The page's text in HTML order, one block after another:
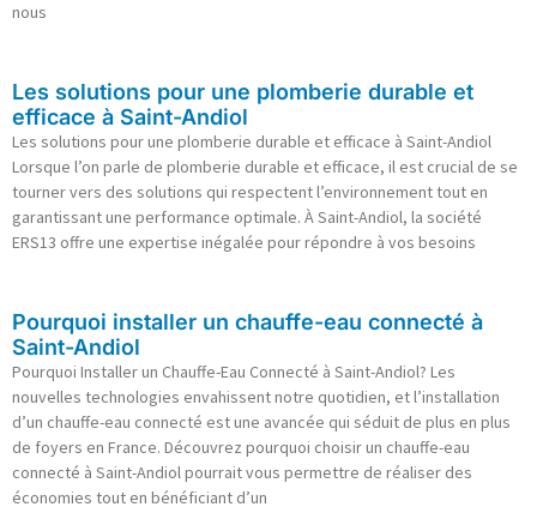
nous
Les solutions pour une plomberie durable et
efficace à Saint-Andiol
Les solutions pour une plomberie durable et efficace à Saint-Andiol
Lorsque l’on parle de plomberie durable et efficace, il est crucial de se
tourner vers des solutions qui respectent l’environnement tout en
garantissant une performance optimale. À Saint-Andiol, la société
ERS13 offre une expertise inégalée pour répondre à vos besoins
Pourquoi installer un chauffe-eau connecté à
Saint-Andiol
Pourquoi Installer un Chauffe-Eau Connecté à Saint-Andiol? Les
nouvelles technologies envahissent notre quotidien, et l’installation
d’un chauffe-eau connecté est une avancée qui séduit de plus en plus
de foyers en France. Découvrez pourquoi choisir un chauffe-eau
connecté à Saint-Andiol pourrait vous permettre de réaliser des
économies tout en bénéficiant d’un